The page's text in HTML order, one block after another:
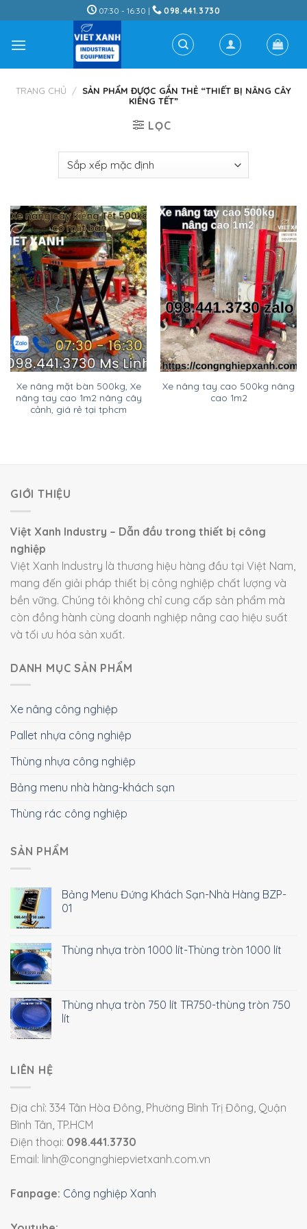
to
content
07:30 - 16:30 | 098.441.3730
TRANG CHỦ / SẢN PHẨM ĐƯỢC GẮN THẺ “THIẾT BỊ NÂNG CÂY
KIỂNG TẾT”
LỌC
Xe nâng mặt bàn 500kg, Xe
nâng tay cao 1m2 nâng cây
cảnh, giá rẻ tại tphcm
Xe nâng tay cao 500kg nâng
cao 1m2
GIỚI THIỆU
Việt Xanh Industry – Dẫn đầu trong thiết bị công
nghiệp
Việt Xanh Industry là thương hiệu hàng đầu tại Việt Nam,
mang đến giải pháp thiết bị công nghiệp chất lượng và
bền vững. Chúng tôi không chỉ cung cấp sản phẩm mà
còn đồng hành cùng doanh nghiệp nâng cao hiệu suất
và tối ưu hóa sản xuất.
DANH MỤC SẢN PHẨM
Xe nâng công nghiệp
Pallet nhựa công nghiệp
Thùng nhựa công nghiệp
Bảng menu nhà hàng-khách sạn
Thùng rác công nghiệp
SẢN PHẨM
Bảng Menu Đứng Khách Sạn-Nhà Hàng BZP-
01
Thùng nhựa tròn 1000 lít-Thùng tròn 1000 lít
Thùng nhựa tròn 750 lít TR750-thùng tròn 750
lít
LIÊN HỆ
Địa chỉ: 334 Tân Hòa Đông, Phường Bình Trị Đông, Quận
Bình Tân, TP.HCM
Điện thoại: 098.441.3730
Email: linh@congnghiepvietxanh.com.vn
Fanpage: Công nghiệp Xanh